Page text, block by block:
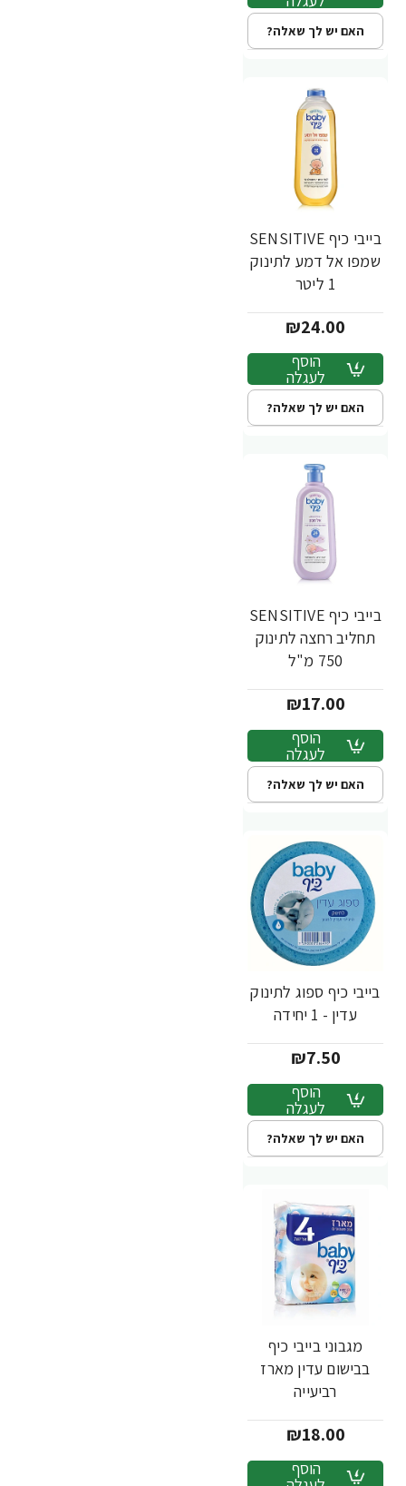
האם יש לך שאלה?
בייבי כיף SENSITIVE
שמפו אל דמע לתינוק
1 ליטר
₪24.00
הוסף
לעגלה
האם יש לך שאלה?
בייבי כיף SENSITIVE
תחליב רחצה לתינוק
750 מ"ל
₪17.00
הוסף
לעגלה
האם יש לך שאלה?
בייבי כיף ספוג לתינוק
עדין - 1 יחידה
₪7.50
הוסף
לעגלה
האם יש לך שאלה?
מגבוני בייבי כיף
בבישום עדין מארז
רביעייה
₪18.00
הוסף